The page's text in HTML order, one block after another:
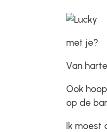
met je?
Van
Ook
op de
Ik moest